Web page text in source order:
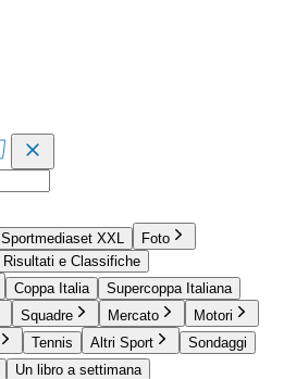
Sportmediaset XXL
Foto
Risultati e Classifiche
Coppa Italia
Supercoppa Italiana
Squadre Mercato
Motori
Tennis Altri Sport
Sondaggi
Un libro a settimana